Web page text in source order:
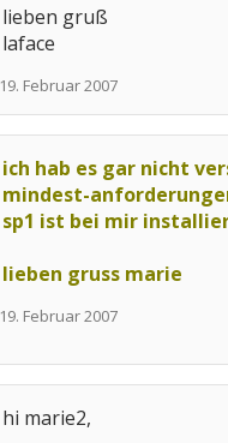
lieben gruß
laface
19. Februar 2007
ich hab es gar nicht
mindest-
sp1 ist bei mir
lieben gruss marie
19. Februar 2007
hi marie2,